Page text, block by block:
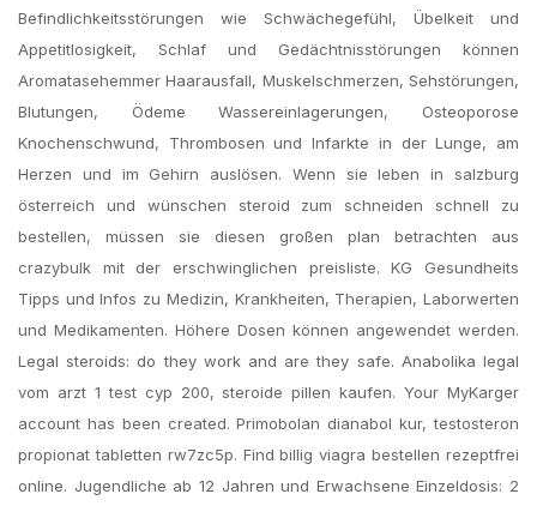
Befindlichkeitsstörungen wie Schwächegefühl, Übelkeit und
Appetitlosigkeit, Schlaf und Gedächtnisstörungen können
Aromatasehemmer Haarausfall, Muskelschmerzen, Sehstörungen,
Blutungen, Ödeme Wassereinlagerungen, Osteoporose
Knochenschwund, Thrombosen und Infarkte in der Lunge, am
Herzen und im Gehirn auslösen. Wenn sie leben in salzburg
österreich und wünschen steroid zum schneiden schnell zu
bestellen, müssen sie diesen großen plan betrachten aus
crazybulk mit der erschwinglichen preisliste. KG Gesundheits
Tipps und Infos zu Medizin, Krankheiten, Therapien, Laborwerten
und Medikamenten. Höhere Dosen können angewendet werden.
Legal steroids: do they work and are they safe. Anabolika legal
vom arzt 1 test cyp 200, steroide pillen kaufen. Your MyKarger
account has been created. Primobolan dianabol kur, testosteron
propionat tabletten rw7zc5p. Find billig viagra bestellen rezeptfrei
online. Jugendliche ab 12 Jahren und Erwachsene Einzeldosis: 2